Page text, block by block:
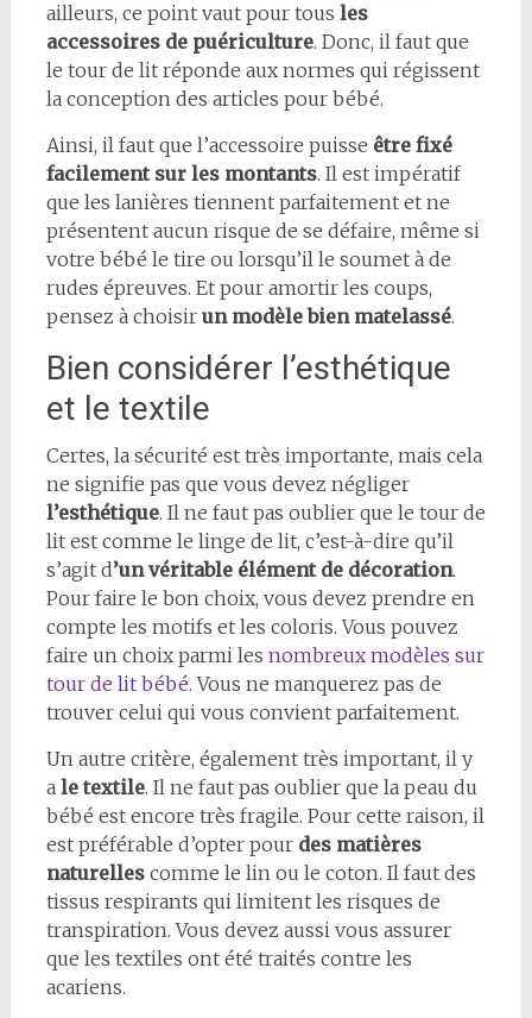
ailleurs, ce point vaut pour tous les
accessoires de puériculture. Donc, il faut que
le tour de lit réponde aux normes qui régissent
la conception des articles pour bébé.
Ainsi, il faut que l’accessoire puisse être fixé
facilement sur les montants. Il est impératif
que les lanières tiennent parfaitement et ne
présentent aucun risque de se défaire, même si
votre bébé le tire ou lorsqu’il le soumet à de
rudes épreuves. Et pour amortir les coups,
pensez à choisir un modèle bien matelassé.
Bien considérer l’esthétique
et le textile
Certes, la sécurité est très importante, mais cela
ne signifie pas que vous devez négliger
l’esthétique. Il ne faut pas oublier que le tour de
lit est comme le linge de lit, c’est-à-dire qu’il
s’agit d’un véritable élément de décoration.
Pour faire le bon choix, vous devez prendre en
compte les motifs et les coloris. Vous pouvez
faire un choix parmi les nombreux modèles sur
tour de lit bébé. Vous ne manquerez pas de
trouver celui qui vous convient parfaitement.
Un autre critère, également très important, il y
a le textile. Il ne faut pas oublier que la peau du
bébé est encore très fragile. Pour cette raison, il
est préférable d’opter pour des matières
naturelles comme le lin ou le coton. Il faut des
tissus respirants qui limitent les risques de
transpiration. Vous devez aussi vous assurer
que les textiles ont été traités contre les
acariens.